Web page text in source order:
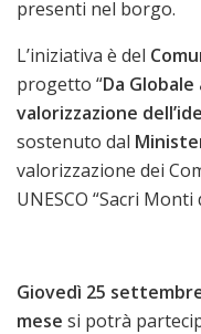
presenti nel borgo.
L’iniziativa è del
progetto “Da
valorizzazione
sostenuto dal
valorizzazione dei
UNESCO “Sacri
Giovedì 25
mese si potrà